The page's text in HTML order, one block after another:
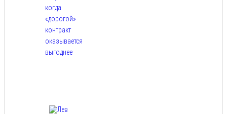
когда
«дорогой»
контракт
оказывается
выгоднее